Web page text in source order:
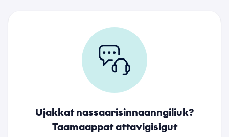
Ujakkat nassaarisinnaanngiliuk?
Taamaappat attavigisigut